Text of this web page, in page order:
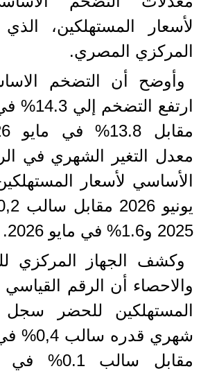
لأسعار المستهلكين،
المركزي المصري.
وأوضح أن التضخم
معدل التغير الشهري في
2025 و1.6% في مايو 2026.
وكشف الجهاز المركزي
والاحصاء أن الرقم القياسي
المستهلكين للحضر سجل